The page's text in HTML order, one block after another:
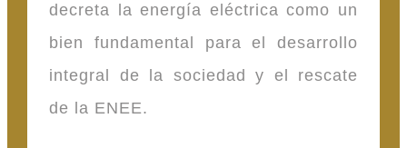
decreta la energía eléctrica como un
bien fundamental para el desarrollo
integral de la sociedad y el rescate
de la ENEE.